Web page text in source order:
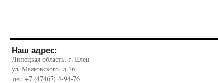
Наш адрес:
Липецкая область, г. Елец
ул. Маяковского, д.16
тел: +7 (47467) 4-94-76